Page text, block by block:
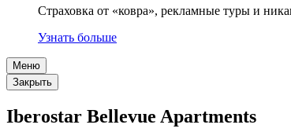
Страховка от «ковра», рекламные туры и
Узнать больше
Меню
Закрыть
Iberostar Bellevue Apartments